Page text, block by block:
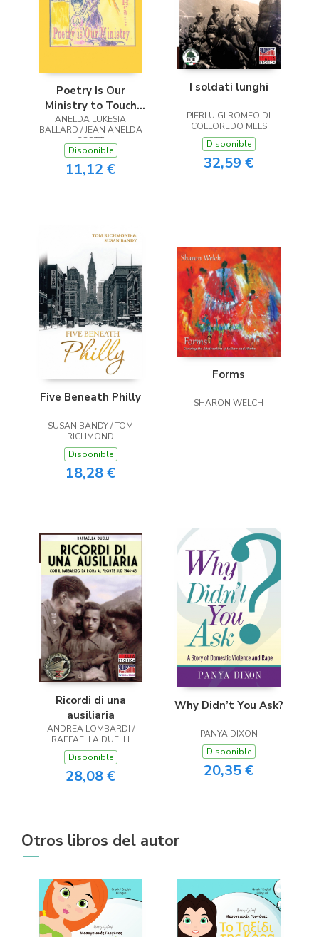
Poetry Is Our
Ministry to Touch
the Heart
ANELDA LUKESIA
BALLARD / JEAN ANELDA
SCOTT
Disponible
11,12 €
I soldati lunghi
PIERLUIGI ROMEO DI
COLLOREDO MELS
Disponible
32,59 €
Five Beneath Philly
SUSAN BANDY / TOM
RICHMOND
Disponible
18,28 €
Forms
SHARON WELCH
Ricordi di una
ausiliaria
ANDREA LOMBARDI /
RAFFAELLA DUELLI
Disponible
28,08 €
Why Didn’t You Ask?
PANYA DIXON
Disponible
20,35 €
Otros libros del autor